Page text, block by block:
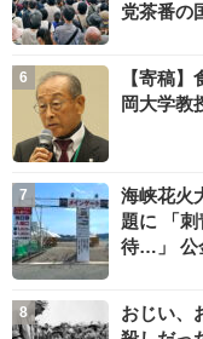
党茶番の
【寄稿
岡大学
海峡花火
題に 「
待…」 公
おじい、